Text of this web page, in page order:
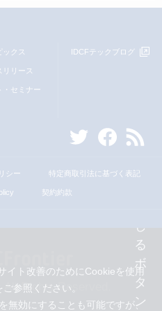
イト改善のためにCookieを使用
ご参照ください。
無効にすることも可能ですが、
ックス
リリース
・セミナー
IDCFテックブログ
シー 特定商取引法に基づく表記
契約約款
Rights Reserved.